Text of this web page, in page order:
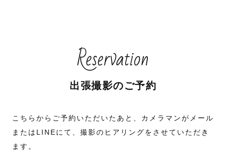
Reservation
出張撮影のご予約
こちらからご予約いただいたあと、カメラマンがメール
またはLINEにて、撮影のヒアリングをさせていただき
ます。